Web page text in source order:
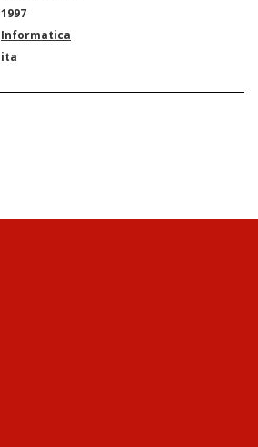
1997
Informatica
ita